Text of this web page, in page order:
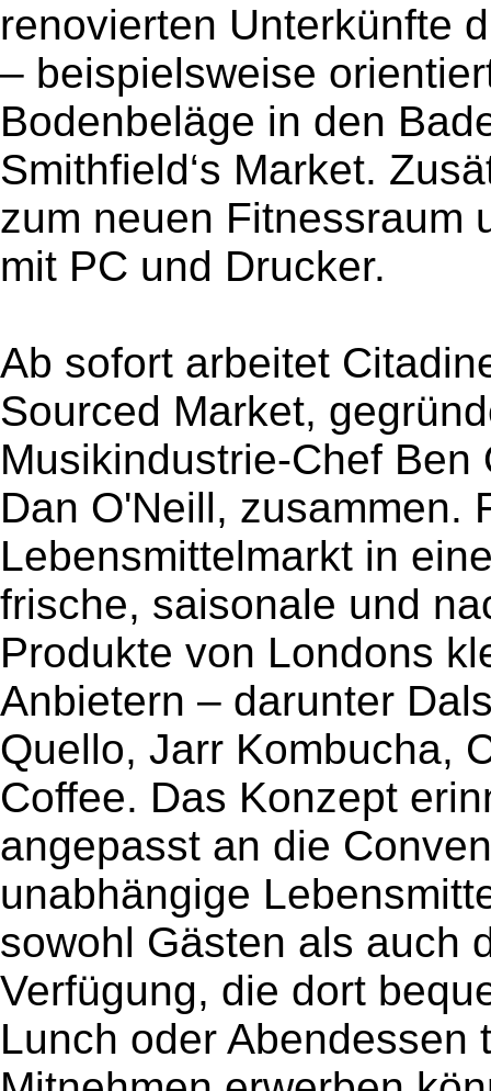
renovierten Unterkünfte
– beispielsweise
Bodenbeläge in den
Smithfield‘s Market.
zum neuen Fitnessraum
mit PC und Drucker.
Ab sofort arbeitet
Sourced Market,
Musikindustrie-Chef
Dan O'Neill, zusammen.
Lebensmittelmarkt in
frische, saisonale und
Produkte von Londons
Anbietern – darunter
Quello, Jarr Kombucha,
Coffee. Das Konzept
angepasst an die
unabhängige
sowohl Gästen als auch
Verfügung, die dort
Lunch oder Abendessen